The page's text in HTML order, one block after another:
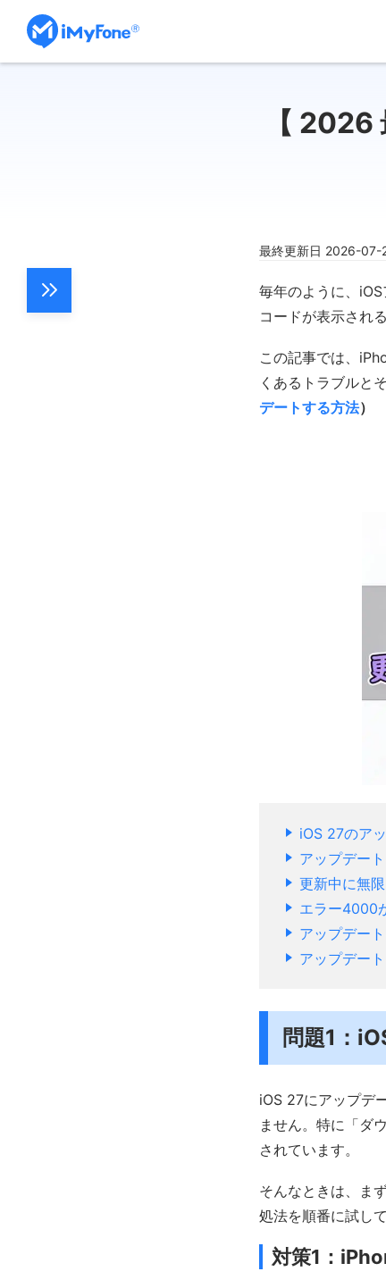
【
最終更新日 2026-07-
毎年のように、
コードが表示され
この記事では、
くあるトラブルと
デートする方法）
iOS 27のア
アップデー
更新中に無
エラー4000
アップデー
アップデー
問題1：
iOS 27にアップデ
ません。特に「ダ
されています。
そんなときは、ま
処法を順番に試し
対策1：